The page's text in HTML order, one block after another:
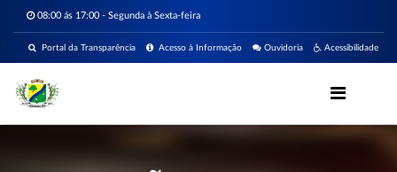
08:00 ás 17:00 - Segunda à Sexta-feira
Acessibilidade
Ouvidoria
Acesso à Informação
Portal da Transparência